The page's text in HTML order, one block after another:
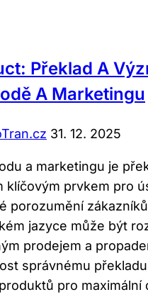
Překlad A
A Marketingu
31. 12. 2025
a marketingu je
klíčovým prvkem pro
porozumění
jazyce může být
prodejem a
správnému
pro maximální